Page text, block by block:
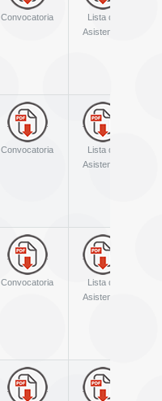
Convocatoria
Lista de
Asistencia
Convocatoria
Lista de
Asistencia
Convocatoria
Lista de
Asistencia